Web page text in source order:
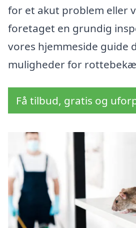
for et akut problem eller
foretaget en grundig
vores hjemmeside guide
muligheder for
Få tilbud, gratis og